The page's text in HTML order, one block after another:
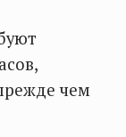
чем